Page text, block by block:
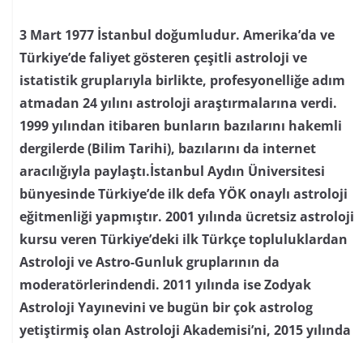
3 Mart 1977 İstanbul doğumludur. Amerika’da ve
Türkiye’de faliyet gösteren çeşitli astroloji ve
istatistik gruplarıyla birlikte, profesyonelliğe adım
atmadan 24 yılını astroloji araştırmalarına verdi.
1999 yılından itibaren bunların bazılarını hakemli
dergilerde (Bilim Tarihi), bazılarını da internet
aracılığıyla paylaştı.İstanbul Aydın Üniversitesi
bünyesinde Türkiye’de ilk defa YÖK onaylı astroloji
eğitmenliği yapmıştır. 2001 yılında ücretsiz astroloji
kursu veren Türkiye’deki ilk Türkçe topluluklardan
Astroloji ve Astro-Gunluk gruplarının da
moderatörlerindendi. 2011 yılında ise Zodyak
Astroloji Yayınevini ve bugün bir çok astrolog
yetiştirmiş olan Astroloji Akademisi’ni, 2015 yılında